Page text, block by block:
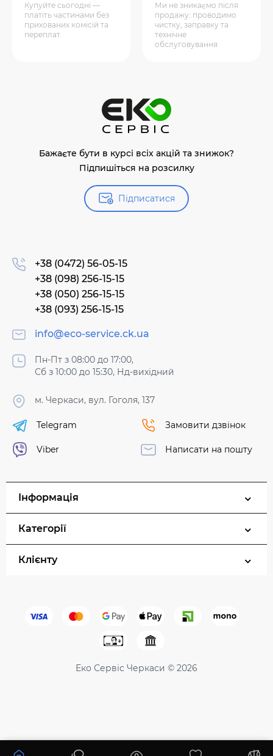
Купуйте сьогодні —
платіть частинами без
прихованих комісій та
переплат.
Ми не зникаємо після
продажу: проводимо
чистку, заправку та
технічне
обслуговування
Бажаєте бути в курсі всіх акцій та знижок?
Підпишіться на розсилку
Підписатися
+38 (0472) 56-05-15
+38 (098) 256-15-15
+38 (050) 256-15-15
+38 (093) 256-15-15
info@eco-service.ck.ua
Пн-Пт з 08:00 до 17:00,
Сб з 10:00 до 15:30, Нд-вихідний
м. Черкаси, вул. Гоголя, 137
Telegram
Viber
Замовити дзвінок
Написати на пошту
Інформація
Категорії
Клієнту
Еко Сервіс Черкаси © 2026